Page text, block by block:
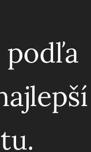
podľa